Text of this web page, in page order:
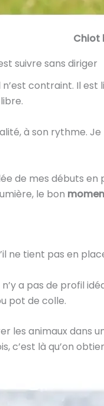
Chiot
suivre sans diriger
contraint. Il
à son rythme.
de mes débuts
le bon
ne tient pas en
a pas de profil
pot de colle.
les animaux dans
c’est là qu’on